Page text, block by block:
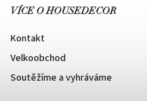
VÍCE O HOUSEDECOR
Kontakt
Velkoobchod
Soutěžíme a vyhráváme